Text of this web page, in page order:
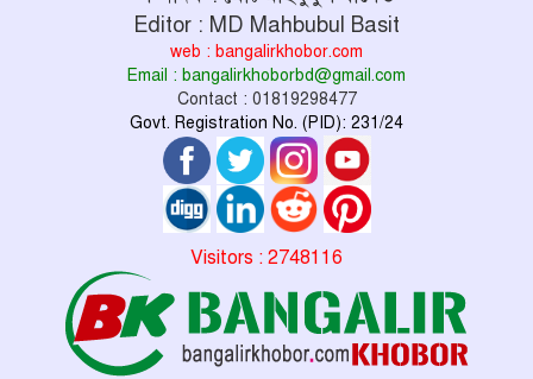
Editor : MD Mahbubul Basit
web : bangalirkhobor.com
Email : bangalirkhoborbd@gmail.com
Contact : 01819298477
Govt. Registration No. (PID): 231/24
Visitors : 2748116